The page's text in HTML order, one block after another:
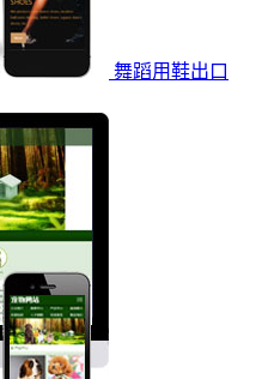
舞蹈用鞋出口